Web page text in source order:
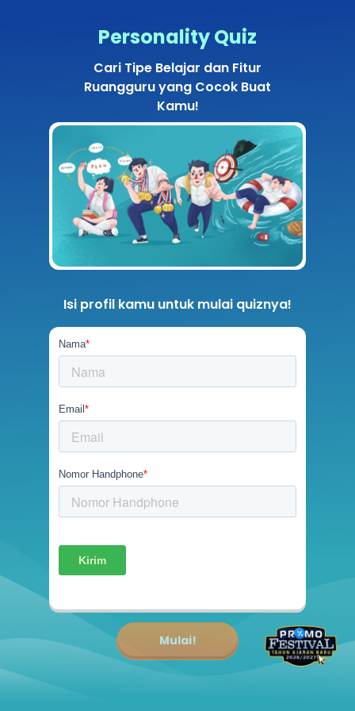
Personality Quiz
Cari Tipe Belajar dan Fitur
Ruangguru yang Cocok Buat
Kamu!
Isi profil kamu untuk mulai quiznya!
Mulai!